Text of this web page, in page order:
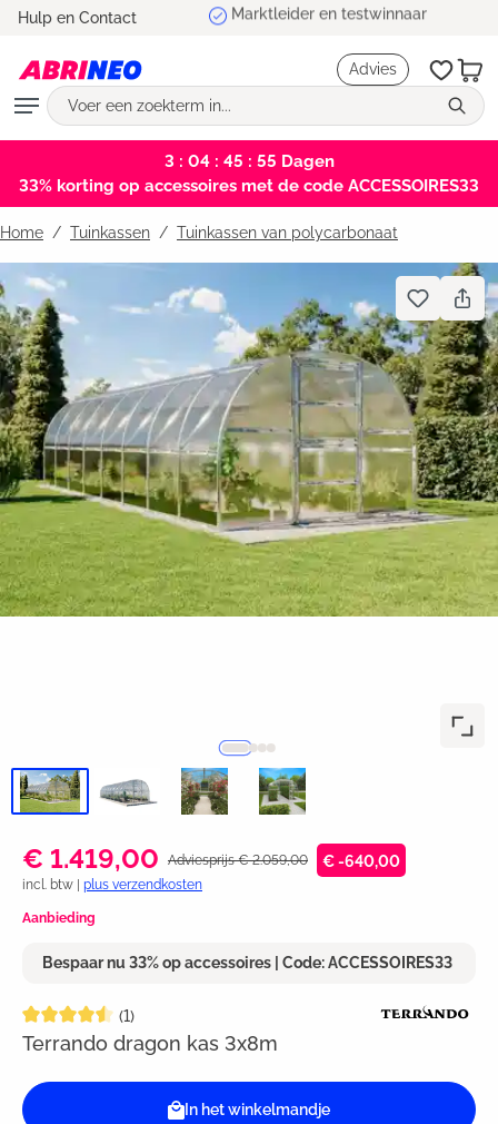
Hulp en Contact Marktleider en testwinnaar
Advies
3 : 04 : 45 : 55 Dagen
33% korting op accessoires met de code ACCESSOIRES33
Home Tuinkassen / Tuinkassen van polycarbonaat
Bildergalerie überspringen
€ 1.419,00 Adviesprijs € 2.059,00 € -640,00
incl. btw | plus verzendkosten
Aanbieding
Bespaar nu 33% op accessoires | Code: ACCESSOIRES33
Gemiddelde waardering van 4.5 van 5 sterren
(1)
Terrando dragon kas 3x8m
In het winkelmandje